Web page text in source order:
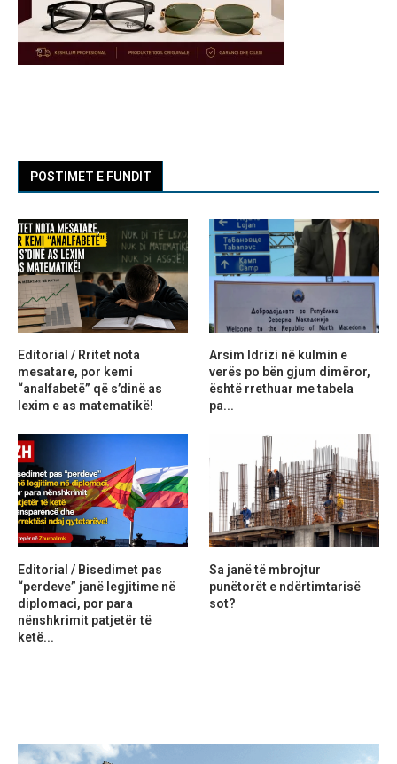
POSTIMET E FUNDIT
Editorial / Rritet nota
mesatare, por kemi
“analfabetë” që s’dinë as
lexim e as matematikë!
Arsim Idrizi në kulmin e
verës po bën gjum dimëror,
është rrethuar me tabela
pa...
Editorial / Bisedimet pas
“perdeve” janë legjitime në
diplomaci, por para
nënshkrimit patjetër të
ketë...
Sa janë të mbrojtur
punëtorët e ndërtimtarisë
sot?